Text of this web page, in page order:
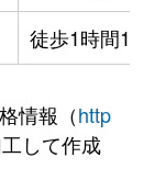
徒歩1時間15分
情報（http
して作成